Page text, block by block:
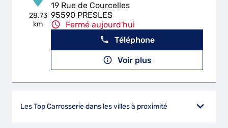
28.73
km
19 Rue de Courcelles
95590 PRESLES
Fermé aujourd'hui
Téléphone
Voir plus
Les Top Carrosserie dans les villes à proximité